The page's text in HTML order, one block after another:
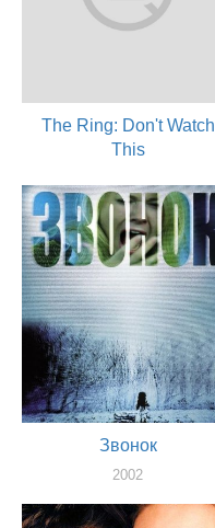
The Ring: Don't Watch
This
актер
Звонок
2002